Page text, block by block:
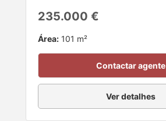
235.000 €
Área: 101 m²
Contactar agente
Ver detalhes